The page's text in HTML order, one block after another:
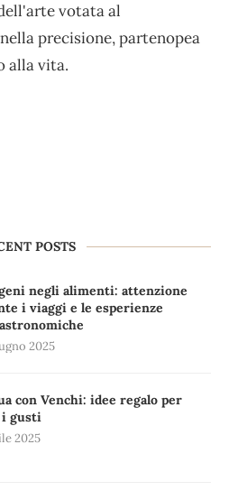
votata al
precisione, partenopea
alla vita.
POSTS
negli alimenti: attenzione
i viaggi e le esperienze
2025
con Venchi: idee regalo per
gusti
2025